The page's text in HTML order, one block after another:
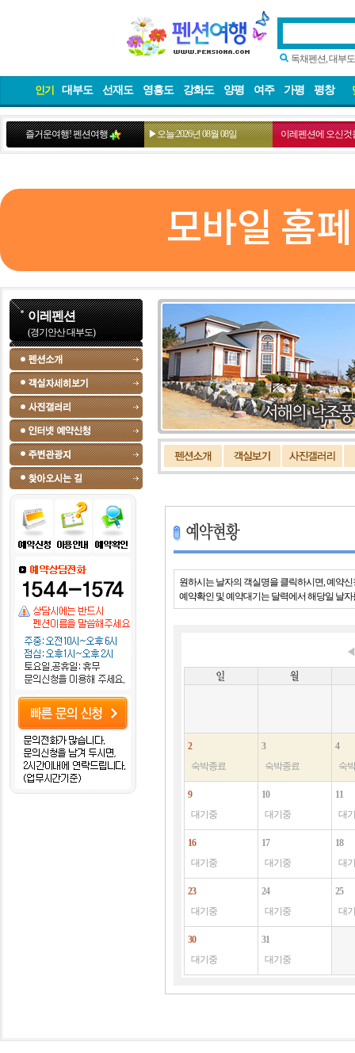
독채펜션, 대부
인기 대부도 선재도 영흥도 강화도 양평 여주 가평 평창
즐거운여행! 펜션여행 ▶오늘:2026년 08월 08일 이레펜션에 오신것
모바일 홈
이레펜션
(경기안산 대부도)
원하시는 날자의 객실명을 클릭하시면, 예약
예약확인 및 예약대기는 달력에서 해당일 날
2
숙박종료
3
숙박종료
4
숙
9
대기중
10
대기중
11
대
16
대기중
17
대기중
18
대
23
대기중
24
대기중
25
대
30
대기중
31
대기중